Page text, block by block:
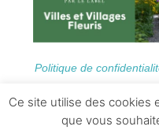
Politique de
Ce site utilise des cookies
que vous